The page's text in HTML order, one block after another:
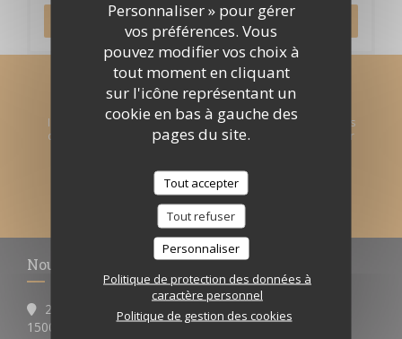
Personnaliser » pour gérer
vos préférences. Vous
pouvez modifier vos choix à
tout moment en cliquant
sur l'icône représentant un
cookie en bas à gauche des
pages du site.
Tout accepter
Tout refuser
Personnaliser
Politique de protection des données à
caractère personnel
Politique de gestion des cookies
RÉSERVER
Newsletter*
Inscrivez-vous à notre lettre d'information pour recevoir des
communications personnalisées et des offres marketing par
S'ABONNER
Nous contacter
2, place Pierre Sémard
15000 Aurillac
((ouvre une nouvelle fenêtre))